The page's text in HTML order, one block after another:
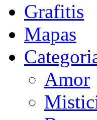
Grafitis
Mapas
Amor